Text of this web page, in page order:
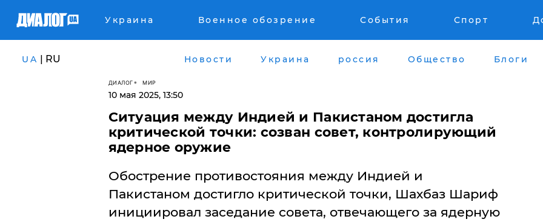
Украина Военное обозрение События Спорт
UA | RU Новости Украина россия Общество Блоги
ДИАЛОГ МИР
10 мая 2025, 13:50
Ситуация между Индией и Пакистаном достигла
критической точки: созван совет, контролирующий
ядерное оружие
Обострение противостояния между Индией и
Пакистаном достигло критической точки, Шахбаз Шариф
инициировал заседание совета, отвечающего за ядерную